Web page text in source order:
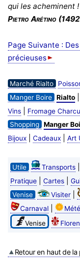
qui les acheminent !
Pietro Arétino
Page Suivante :
précieuses
Marché Rialto
Manger Boire Rialto|
Vins| Fromage
Shopping Manger
Bijoux| Cadeaux| Art
Utile Transports|
Pratique| Cartes|
Venise
Visiter|
Carnaval|
Venise
Retour en haut de la